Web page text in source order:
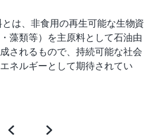
は、非食用の再生可能な生物資
藻類等）を主原料として石油由
されるもので、持続可能な社会
ネルギーとして期待されてい
Previous
Next